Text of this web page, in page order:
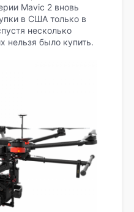
Mavic 2 вновь
в США только в
несколько
нельзя было купить.